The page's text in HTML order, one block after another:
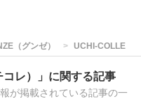
（グンゼ） UCHI-COLLE（
レ）」に関する記事
が掲載されている記事の一